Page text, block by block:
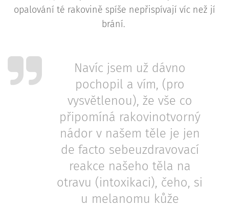
opalování té rakovině spíše nepřispívají víc než jí
brání.
Navíc jsem už dávno
pochopil a vím, (pro
vysvětlenou), že vše co
připomíná rakovinotvorný
nádor v našem těle je jen
de facto sebeuzdravovací
reakce našeho těla na
otravu (intoxikaci), čeho, si
u melanomu kůže